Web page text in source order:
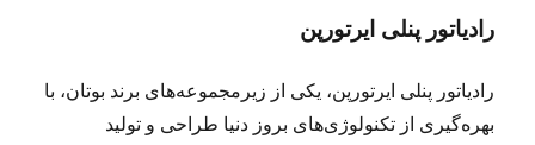
رادیاتور پنلی ایرتورپن
رادیاتور پنلی ایرتورپن، یکی از زیرمجموعه‌های برند بوتان، با
بهره‌گیری از تکنولوژی‌های بروز دنیا طراحی و تولید